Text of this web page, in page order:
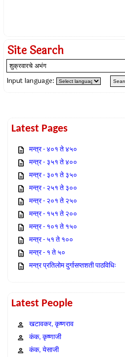
Site Search
Input language:
Latest Pages
मन्त्र - ४०१ ते ४५०
मन्त्र - ३५१ ते ४००
मन्त्र - ३०१ ते ३५०
मन्त्र - २५१ ते ३००
मन्त्र - २०१ ते २५०
मन्त्र - १५१ ते २००
मन्त्र - १०१ ते १५०
मन्त्र - ५१ ते १००
मन्त्र - १ ते ५०
मन्त्र प्रतिलोम दुर्गासप्तशती पाठविधिः
Latest People
खटावकर, कृष्णराव
कंक, कृष्णाजी
कंक, येसाजी